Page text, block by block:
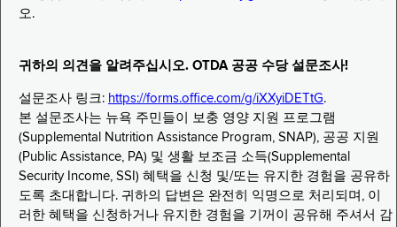
오.
귀하의 의견을 알려주십시오. OTDA 공공 수당 설문조사!
설문조사 링크: https://forms.office.com/g/iXXyiDETtG.
본 설문조사는 뉴욕 주민들이 보충 영양 지원 프로그램
(Supplemental Nutrition Assistance Program, SNAP), 공공 지원
(Public Assistance, PA) 및 생활 보조금 소득(Supplemental
Security Income, SSI) 혜택을 신청 및/또는 유지한 경험을 공유하
도록 초대합니다. 귀하의 답변은 완전히 익명으로 처리되며, 이
러한 혜택을 신청하거나 유지한 경험을 기꺼이 공유해 주셔서 감